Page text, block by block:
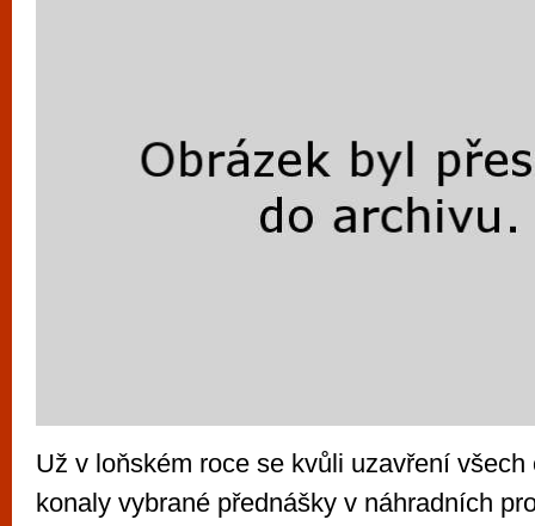
Už v loňském roce se kvůli uzavření všech
konaly vybrané přednášky v náhradních